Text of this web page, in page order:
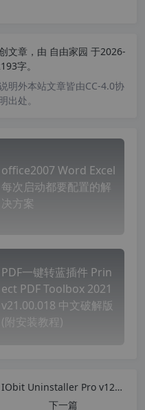
文章，由 自由家园 于2026-
字。
明外本站文章皆由CC-4.0协
出处。
office2007 Word Excel
每次启动都要配置的解
决方案
PDF一键转蓝插件 Prin
ect PDF Toolbox 2021
v21.00.018 中文破解版
(附安装教程)
IObit Uninstaller Pro v12.4.0.9 专业卸载工具 简体中文版
下一篇